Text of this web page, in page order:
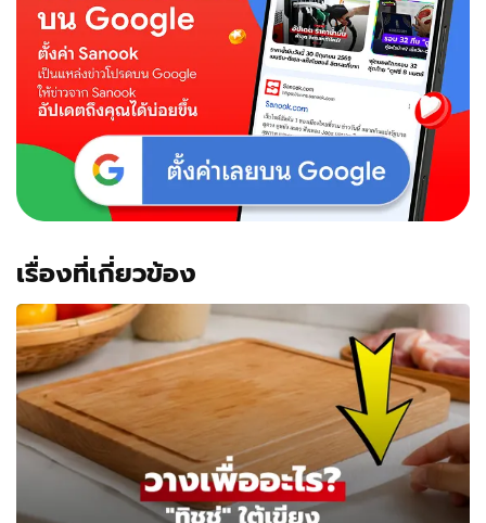
คนใน
อินเดีย
เจ็บ
176
คน
เรื่องที่เกี่ยวข้อง